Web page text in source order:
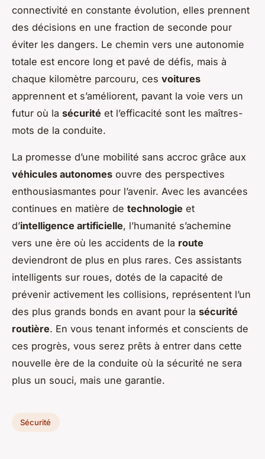
connectivité en constante évolution, elles prennent
des décisions en une fraction de seconde pour
éviter les dangers. Le chemin vers une autonomie
totale est encore long et pavé de défis, mais à
chaque kilomètre parcouru, ces voitures
apprennent et s’améliorent, pavant la voie vers un
futur où la sécurité et l’efficacité sont les maîtres-
mots de la conduite.
La promesse d’une mobilité sans accroc grâce aux
véhicules autonomes ouvre des perspectives
enthousiasmantes pour l’avenir. Avec les avancées
continues en matière de technologie et
d’intelligence artificielle, l’humanité s’achemine
vers une ère où les accidents de la route
deviendront de plus en plus rares. Ces assistants
intelligents sur roues, dotés de la capacité de
prévenir activement les collisions, représentent l’un
des plus grands bonds en avant pour la sécurité
routière. En vous tenant informés et conscients de
ces progrès, vous serez prêts à entrer dans cette
nouvelle ère de la conduite où la sécurité ne sera
plus un souci, mais une garantie.
Sécurité